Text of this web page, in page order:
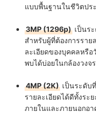
แบบพื้นฐานในชีวิตปร
3MP (1296p) เป็นร
สำหรับผู้ที่ต้องการราย
ละเอียดของบุคคลหรื
พบได้บ่อยในกล้องวง
4MP (2K) เป็นระดับ
รายละเอียดได้ดีทั้งระ
ภายในและภายนอกอา